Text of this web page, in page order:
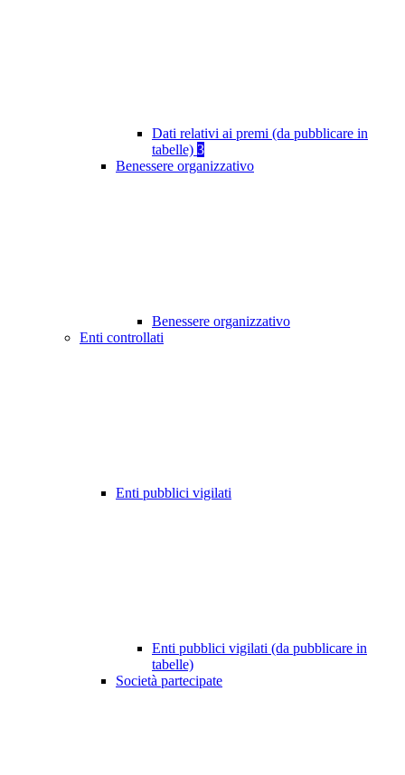
Dati relativi ai premi (da pubblicare in
tabelle) 3
Benessere organizzativo
Benessere organizzativo
Enti controllati
Enti pubblici vigilati
Enti pubblici vigilati (da pubblicare in
tabelle)
Società partecipate